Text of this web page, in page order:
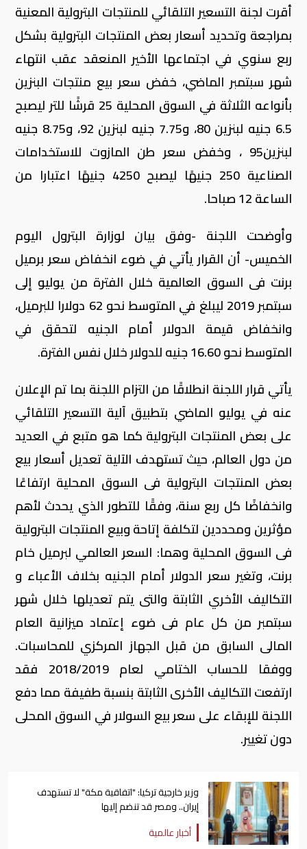
أقرت لجنة التسعير التلقائي للمنتجات البترولية المعنية
بمراجعة وتحديد أسعار بعض المنتجات البترولية بشكل
ربع سنوي في اجتماعها الأخير المنعقد عقب انتهاء
شهر سبتمبر الماضي، خفض سعر بيع منتجات البنزين
بأنواعه الثلاثة في السوق المحلية 25 قرشًا للتر ليصبح
6.5 جنيه لبنزين 80، و7.75 جنيه لبنزين 92، و8.75 جنيه
لبنزين95 ، وخفض سعر طن المازوت للاستخدامات
الصناعية 250 جنيهًا ليصبح 4250 جنيهًا اعتبارا من
الساعة 12 صباحا.
وأوضحت اللجنة -وفق بيان لوزارة البترول اليوم
الخميس- أن القرار يأتي في ضوء انخفاض سعر برميل
برنت فى السوق العالمية خلال الفترة من يوليو إلى
سبتمبر 2019 ليبلغ في المتوسط نحو 62 دولارا للبرميل،
وانخفاض قيمة الدولار أمام الجنيه لتحقق في
المتوسط نحو 16.60 جنيه للدولار خلال نفس الفترة.
يأتي قرار اللجنة انطلاقًا من التزام اللجنة بما تم الإعلان
عنه في يوليو الماضي بتطبيق آلية التسعير التلقائي
على بعض المنتجات البترولية كما هو متبع في العديد
من دول العالم، حيث تستهدف الآلية تعديل أسعار بيع
بعض المنتجات البترولية فى السوق المحلية ارتفاعًا
وانخفاضًا كل ربع سنة، وفقًا للتطور الذي يحدث لأهم
مؤثرين ومحددين لتكلفة إتاحة وبيع المنتجات البترولية
فى السوق المحلية وهما: السعر العالمي لبرميل خام
برنت، وتغير سعر الدولار أمام الجنيه بخلاف الأعباء و
التكاليف الأخري الثابتة والتى يتم تعديلها خلال شهر
سبتمبر من كل عام فى ضوء إعتماد ميزانية العام
المالى السابق من قبل الجهاز المركزي للمحاسبات.
ووفقا للحساب الختامي لعام 2018/2019 فقد
ارتفعت التكاليف الأخرى الثابتة بنسبة طفيفة مما دفع
اللجنة للإبقاء على سعر بيع السولار في السوق المحلى
دون تغيير.
وزير خارجية تركيا: "اتفاقية مكة" لا تستهدف
إيران.. ومصر قد تنضم إليها
أخبار عالمية